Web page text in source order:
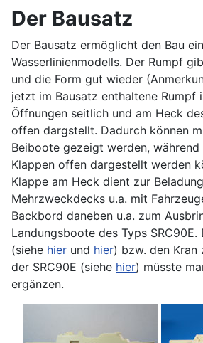
Der Bausatz
Der Bausatz ermöglicht den Bau
Wasserlinienmodells. Der Rumpf
und die Form gut wieder
jetzt im Bausatz enthaltene Rumpf
Öffnungen seitlich und am Heck
offen dargstellt. Dadurch können
Beiboote gezeigt werden,
Klappen offen dargestellt werden
Klappe am Heck dient zur
Mehrzweckdecks u.a. mit
Backbord daneben u.a. zum
Landungsboote des Typs SRC90E.
(siehe hier und hier) bzw. den Kran
der SRC90E (siehe hier) müsste
ergänzen.